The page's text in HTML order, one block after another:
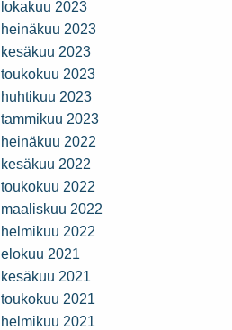
lokakuu 2023
heinäkuu 2023
kesäkuu 2023
toukokuu 2023
huhtikuu 2023
tammikuu 2023
heinäkuu 2022
kesäkuu 2022
toukokuu 2022
maaliskuu 2022
helmikuu 2022
elokuu 2021
kesäkuu 2021
toukokuu 2021
helmikuu 2021